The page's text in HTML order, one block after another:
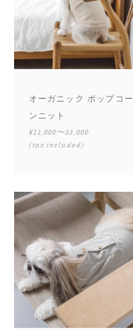
オーガニック ポップコー
ンニット
¥11,000〜33,000
(tax included)